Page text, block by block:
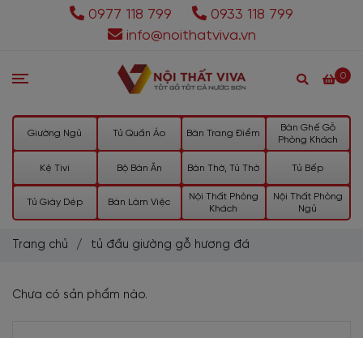
0977 118 799
0933 118 799
info@noithatviva.vn
0
Giường Ngủ Tủ Quần Áo Bàn Trang Điểm
Bàn Ghế Gỗ
Phòng Khách
Kệ Tivi Bộ Bàn Ăn Bàn Thờ, Tủ Thờ Tủ Bếp
Tủ Giày Dép Bàn Làm Việc
Nội Thất Phòng
Khách
Nội Thất Phòng
Ngủ
Trang chủ / tủ đầu giường gỗ hương đá
Chưa có sản phẩm nào.